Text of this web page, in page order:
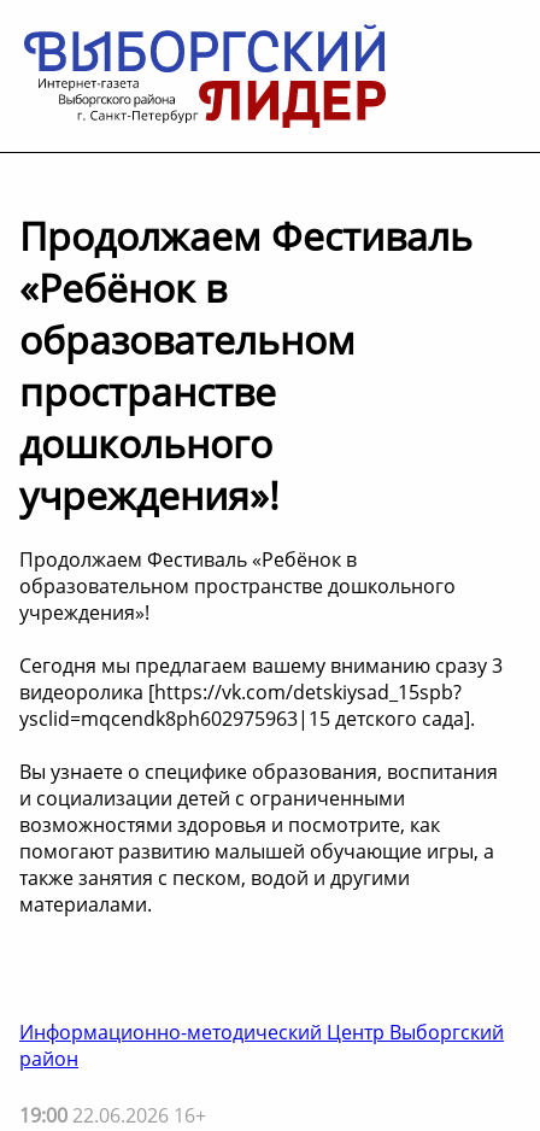
Продолжаем Фестиваль
«Ребёнок в
образовательном
пространстве
дошкольного
учреждения»!
Продолжаем Фестиваль «Ребёнок в
образовательном пространстве дошкольного
учреждения»!
Сегодня мы предлагаем вашему вниманию сразу 3
видеоролика [https://vk.com/detskiysad_15spb?
ysclid=mqcendk8ph602975963|15 детского сада].
Вы узнаете о специфике образования, воспитания
и социализации детей с ограниченными
возможностями здоровья и посмотрите, как
помогают развитию малышей обучающие игры, а
также занятия с песком, водой и другими
материалами.
Информационно-методический Центр Выборгский
район
19:00 22.06.2026 16+